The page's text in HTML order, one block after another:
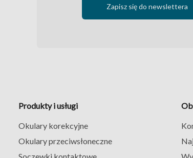
Zapisz się do newslettera
Produkty i usługi
Okulary korekcyjne
Okulary przeciwsłoneczne